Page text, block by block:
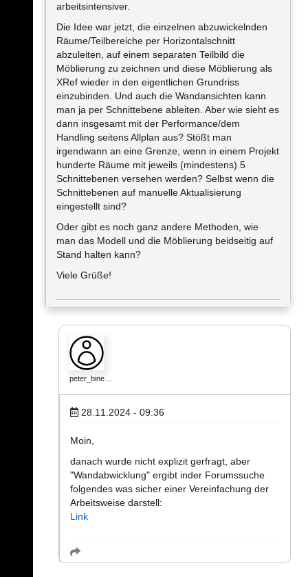
arbeitsintensiver.
Die Idee war jetzt, die einzelnen abzuwickelnden
Räume/Teilbereiche per Horizontalschnitt
abzuleiten, auf einem separaten Teilbild die
Möblierung zu zeichnen und diese Möblierung als
XRef wieder in den eigentlichen Grundriss
einzubinden. Und auch die Wandansichten kann
man ja per Schnittebene ableiten. Aber wie sieht es
dann insgesamt mit der Performance/dem
Handling seitens Allplan aus? Stößt man
irgendwann an eine Grenze, wenn in einem Projekt
hunderte Räume mit jeweils (mindestens) 5
Schnittebenen versehen werden? Selbst wenn die
Schnittebenen auf manuelle Aktualisierung
eingestellt sind?
Oder gibt es noch ganz andere Methoden, wie
man das Modell und die Möblierung beidseitig auf
Stand halten kann?
Viele Grüße!
peter_bine…
28.11.2024 - 09:36
Moin,
danach wurde nicht explizit gerfragt, aber
"Wandabwicklung" ergibt inder Forumssuche
folgendes was sicher einer Vereinfachung der
Arbeitsweise darstell:
Link